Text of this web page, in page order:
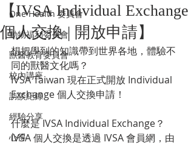
One Health 委員會
動物福利委員會
獸醫教育委員會
校內講座
訪談紀錄
經驗分享
心得
【IVSA Individual Exchange
個人交換 | 開放申請】
想把學到的知識帶到世界各地，體驗不
同的獸醫文化嗎？
IVSA Taiwan 現在正式開放 Individual
Exchange 個人交換申請！
什麼是 IVSA Individual Exchange？
IVSA 個人交換是透過 IVSA 會員網，由